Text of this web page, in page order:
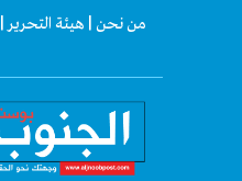
من نحن | هيئة التحرير |